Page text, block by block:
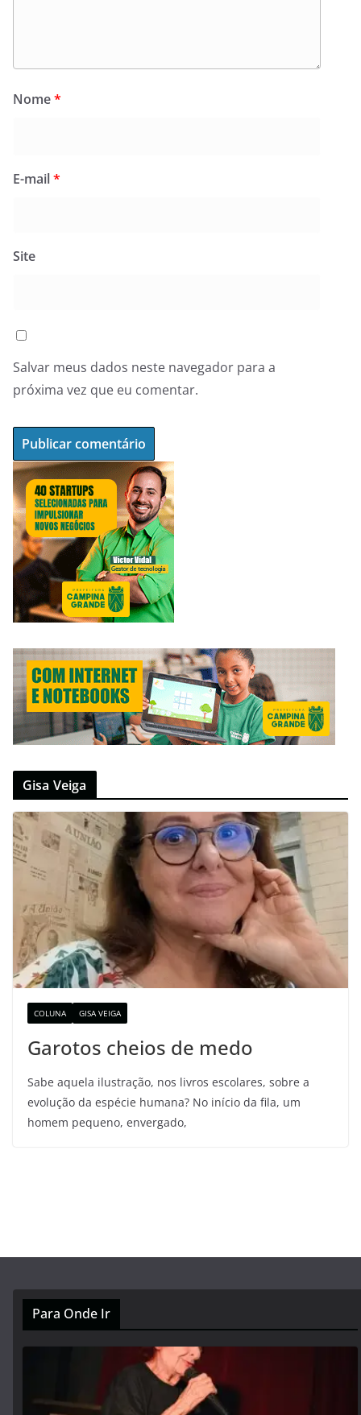
Nome*
E-mail*
Site
Salvar meus dados neste navegador para a
próxima vez que eu comentar.
Gisa Veiga
COLUNA GISA VEIGA
Garotos cheios de medo
Sabe aquela ilustração, nos livros escolares, sobre a
evolução da espécie humana? No início da fila, um
homem pequeno, envergado,
Para Onde Ir